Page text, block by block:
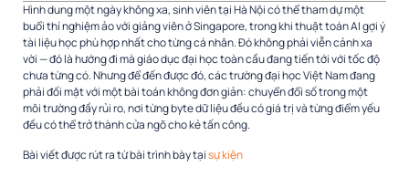
Hình dung một ngày không xa, sinh viên tại Hà Nội có thể tham dự một
buổi thí nghiệm ảo với giảng viên ở Singapore, trong khi thuật toán AI gợi ý
tài liệu học phù hợp nhất cho từng cá nhân. Đó không phải viễn cảnh xa
vời — đó là hướng đi mà giáo dục đại học toàn cầu đang tiến tới với tốc độ
chưa từng có. Nhưng để đến được đó, các trường đại học Việt Nam đang
phải đối mặt với một bài toán không đơn giản: chuyển đổi số trong một
môi trường đầy rủi ro, nơi từng byte dữ liệu đều có giá trị và từng điểm yếu
đều có thể trở thành cửa ngõ cho kẻ tấn công.
Bài viết được rút ra từ bài trình bày tạisự kiện